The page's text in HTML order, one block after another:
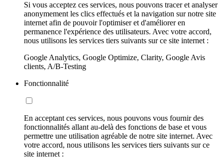
Si vous acceptez ces services, nous pouvons tracer et analyser
anonymement les clics effectués et la navigation sur notre site
internet afin de pouvoir l'optimiser et d'améliorer en
permanence l'expérience des utilisateurs. Avec votre accord,
nous utilisons les services tiers suivants sur ce site internet :
Google Analytics, Google Optimize, Clarity, Google Avis
clients, A/B-Testing
Fonctionnalité
En acceptant ces services, nous pouvons vous fournir des
fonctionnalités allant au-delà des fonctions de base et vous
permettre une utilisation agréable de notre site internet. Avec
votre accord, nous utilisons les services tiers suivants sur ce
site internet :